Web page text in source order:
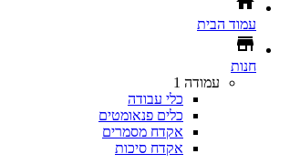
עמוד הבית
חנות
עמודה 1
כלי עבודה
כלים פנאומטים
אקדח מסמרים
אקדח סיכות